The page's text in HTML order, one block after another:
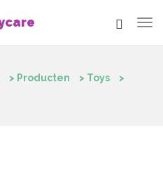
> Producten > Toys
>